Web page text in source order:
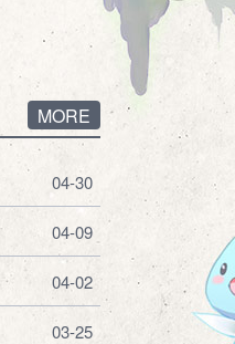
MORE
04-30
04-09
04-02
03-25